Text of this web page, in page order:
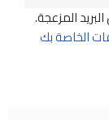
المزعجة.
الخاصة بك